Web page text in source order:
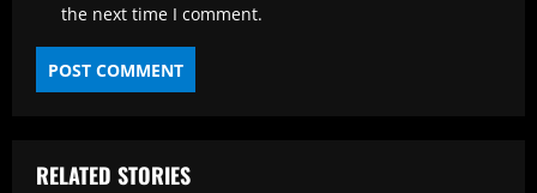
the next time I comment.
RELATED STORIES